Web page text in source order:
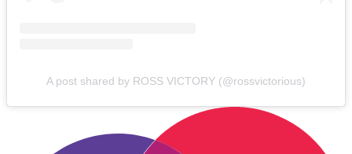
A post shared by ROSS VICTORY (@rossvictorious)